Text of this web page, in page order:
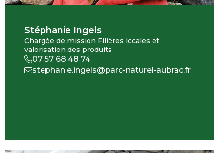
Stéphanie Ingels
Chargée de mission Filières locales et
valorisation des produits
07 57 68 48 74
stephanie.ingels@parc-naturel-aubrac.fr